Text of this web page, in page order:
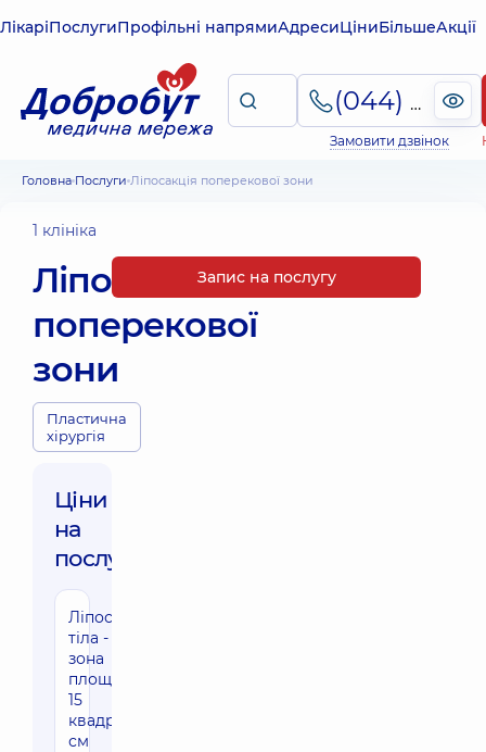
ЛікаріПослугиПрофільні напрямиАдресиЦіниБільшеАкції
(044) 495-2-888
Замовити дзвінок
Головна Послуги Ліпосакція поперекової зони
1 клініка
Ліпосакція
поперекової
зони
Пластична
хірургія
Ціни
на
послуги:
Ліпосакція
тіла - одна
зона
площею до
15
квадратних
см
Запис на послугу